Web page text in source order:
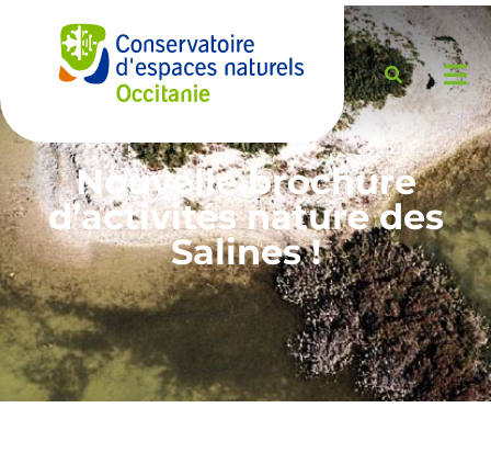
Nouvelle brochure
d’activités nature des
Salines !